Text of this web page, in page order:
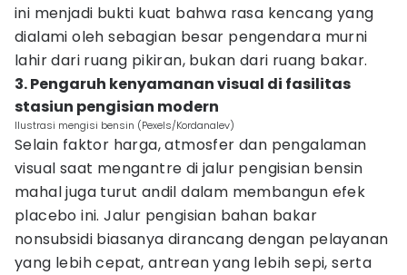
ini menjadi bukti kuat bahwa rasa kencang yang
dialami oleh sebagian besar pengendara murni
lahir dari ruang pikiran, bukan dari ruang bakar.
3. Pengaruh kenyamanan visual di fasilitas
stasiun pengisian modern
Ilustrasi mengisi bensin (Pexels/Kordanalev)
Selain faktor harga, atmosfer dan pengalaman
visual saat mengantre di jalur pengisian bensin
mahal juga turut andil dalam membangun efek
placebo ini. Jalur pengisian bahan bakar
nonsubsidi biasanya dirancang dengan pelayanan
yang lebih cepat, antrean yang lebih sepi, serta